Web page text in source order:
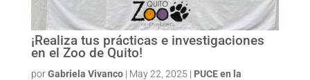
¡Realiza tus prácticas e investigaciones
en el Zoo de Quito!
porGabriela Vivanco| May 22, 2025 | PUCE en la